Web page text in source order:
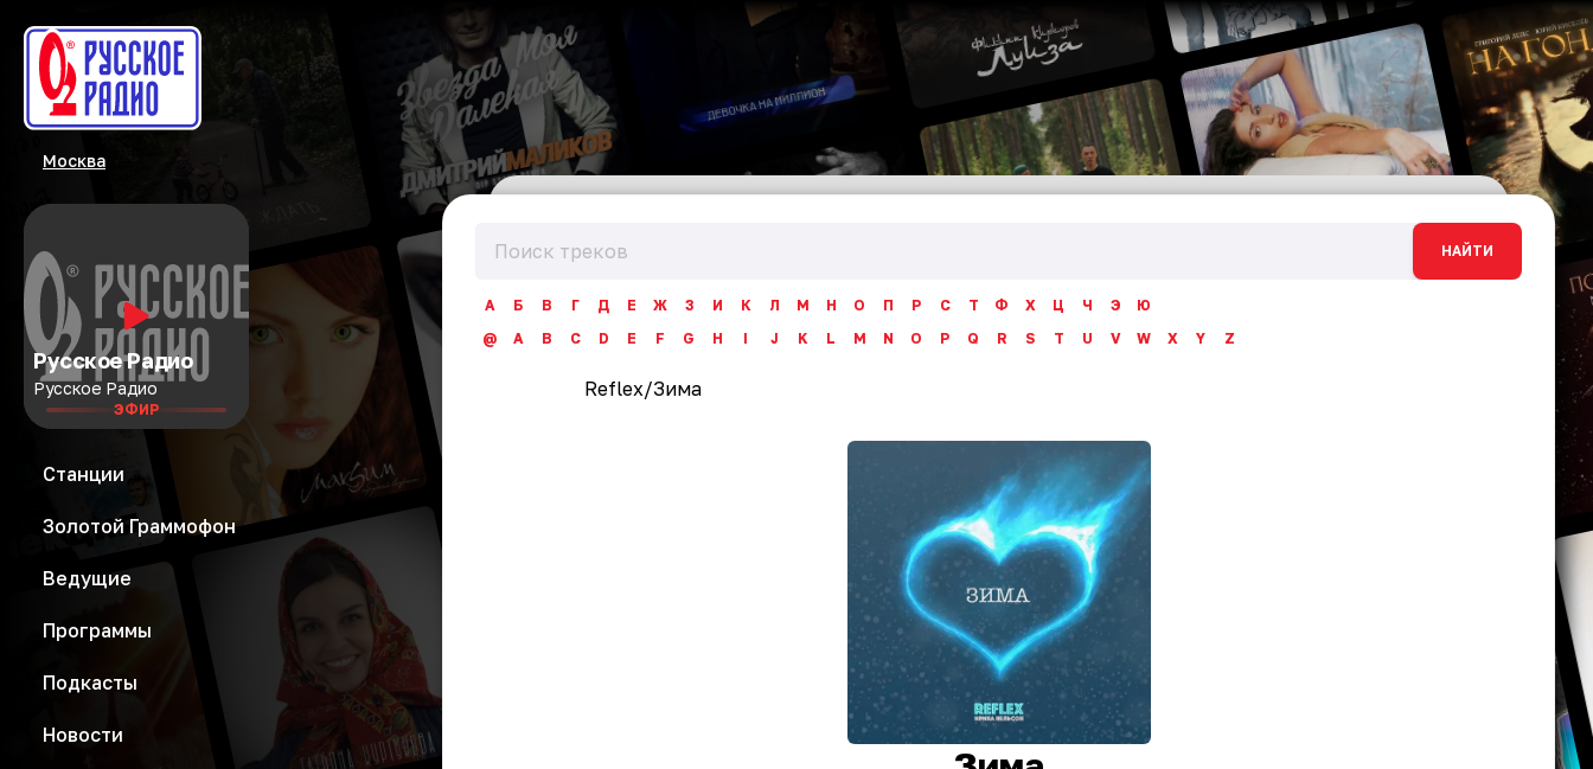
Москва
Русское Радио
Русское Радио
ЭФИР
Станции
Золотой Граммофон
Ведущие
Программы
Подкасты
Новости
НАЙТИ
А Б В Г Д Е Ж З И К Л М Н О П Р С Т Ф Х Ц Ч Э
Ю
@
A B C D E F G H I J K L M N O P Q R S T U V W X Y Z
Reflex/Зима